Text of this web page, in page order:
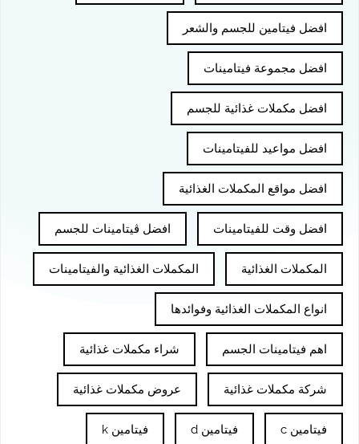
افضل فيتامين للجسم والشعر
افضل مجموعة فيتامينات
افضل مكملات غذائية للجسم
افضل مواعيد للفيتامينات
افضل مواقع المكملات الغذائية
افضل وقت للفيتامينات افضل ڤيتامينات للجسم
المكملات الغذائية المكملات الغذائية والفيتامينات
انواع المكملات الغذائية وفوائدها
اهم فيتامينات الجسم شراء مكملات غذائية
شركة مكملات غذائية عروض مكملات غذائية
فيتامين c فيتامين d فيتامين k